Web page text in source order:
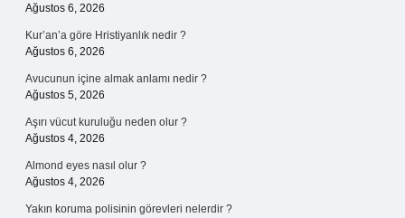
Ağustos 6, 2026
Kur’an’a göre Hristiyanlık nedir ?
Ağustos 6, 2026
Avucunun içine almak anlamı nedir ?
Ağustos 5, 2026
Aşırı vücut kuruluğu neden olur ?
Ağustos 4, 2026
Almond eyes nasıl olur ?
Ağustos 4, 2026
Yakın koruma polisinin görevleri nelerdir ?